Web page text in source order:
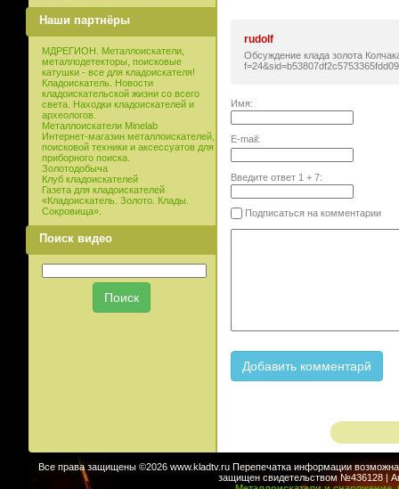
Наши партнёры
МДРЕГИОН. Металлоискатели,
металлодетекторы, поисковые
катушки - все для кладоискателя!
Кладоискатель. Новости
кладоискательской жизни со всего
света. Находки кладоискателей и
археологов.
Металлоискатели Minelab
Интернет-магазин металлоискателей,
поисковой техники и аксессуатов для
приборного поиска.
Золотодобыча
Клуб кладоискателей
Газета для кладоискателей
«Кладоискатель. Золото. Клады.
Сокровища».
Поиск видео
rudolf
Обсуждение клада золота
Имя:
E-mail:
Введите ответ 1 + 7:
Подписаться на комментарии
Все права защищены ©2026 www.kladtv.ru Перепечатка информации возможна
защищен свидетельством №436128 |